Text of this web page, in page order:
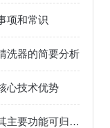
项和常识
洗器的简要分析
心技术优势
液晶超声波清洗器其主要功能可归纳为以下几点